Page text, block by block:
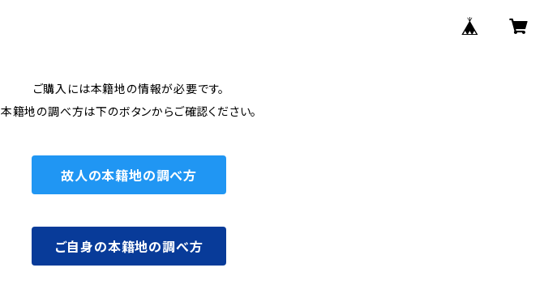
ご購入には本籍地の情報が必要です。
本籍地の調べ方は下のボタンからご確認ください。
故人の本籍地の調べ方
ご自身の本籍地の調べ方